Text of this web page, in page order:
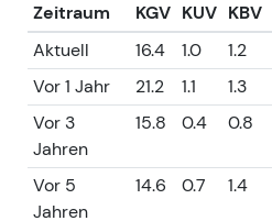
Zeitraum KGV KUV KBV
Aktuell
16.4 1.0 1.2
Vor 1 Jahr
21.2 1.1 1.3
Vor 3
Jahren
15.8 0.4 0.8
Vor 5
Jahren
14.6 0.7 1.4